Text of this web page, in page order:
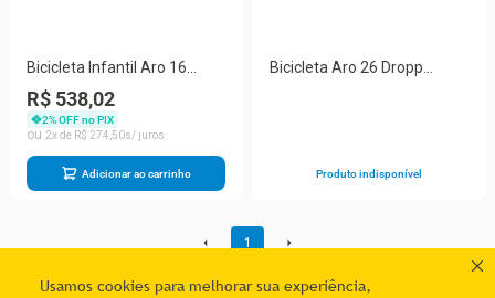
Usamos cookies para melhorar sua experiência,
Bicicleta Infantil Aro 16
South Nininha Meninas -
Rosa Rosa
R$ 538,02
2% OFF no PIX
2
R$ 274 50
Adicionar ao carrinho
Bicicleta Aro 26 Dropp
Produto indisponível
1